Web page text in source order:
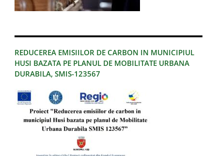
REDUCEREA EMISIILOR DE CARBON IN MUNICIPIUL
HUSI BAZATA PE PLANUL DE MOBILITATE URBANA
DURABILA, SMIS-123567